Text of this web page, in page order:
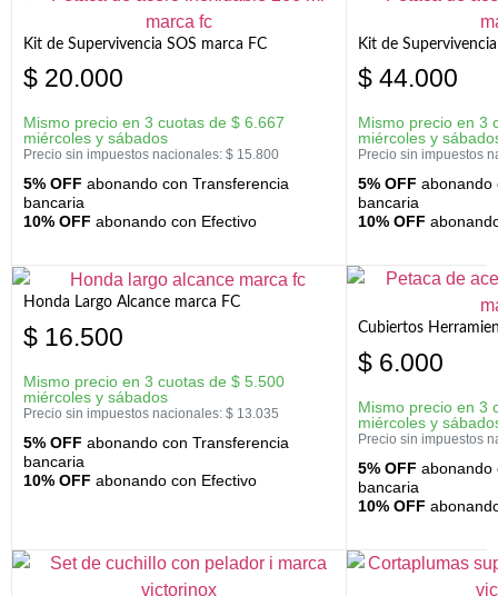
Kit de Supervivencia SOS marca FC
$ 20.000
Mismo precio en 3 cuotas de $ 6.667
miércoles y sábados
Precio sin impuestos nacionales: $ 15.800
5% OFF abonando con Transferencia
bancaria
10% OFF abonando con Efectivo
Kit de
$ 44.000
Mismo precio en 3
miércoles y
Precio sin impuestos
5% OFF abonando
bancaria
10% OFF
Honda Largo Alcance marca FC
$ 16.500
Mismo precio en 3 cuotas de $ 5.500
miércoles y sábados
Precio sin impuestos nacionales: $ 13.035
5% OFF abonando con Transferencia
bancaria
10% OFF abonando con Efectivo
Cubiertos
$ 6.000
Mismo precio en 3
miércoles y
Precio sin impuestos
5% OFF abonando
bancaria
10% OFF